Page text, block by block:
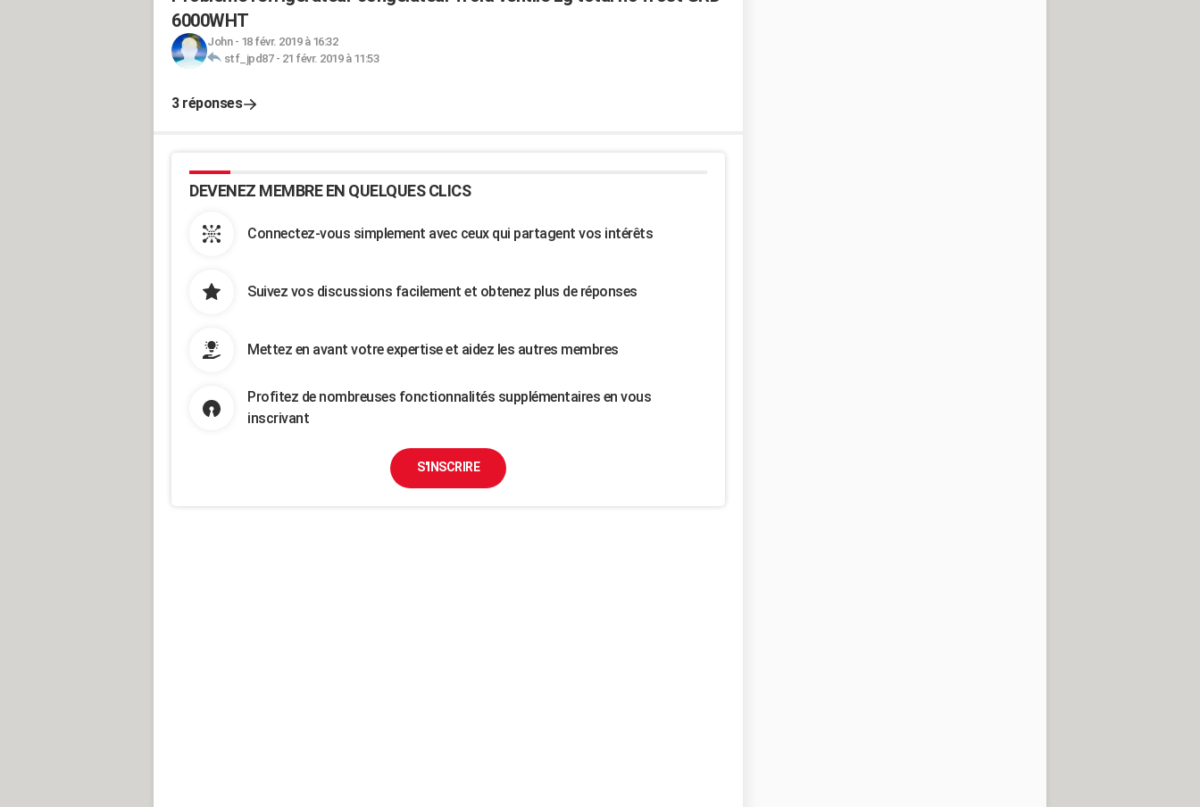
6000WHT
John- 18 févr. 2019 à 16:32
stf_jpd87- 21 févr. 2019 à 11:53
3 réponses
DEVENEZ MEMBRE EN QUELQUES CLICS
Connectez-vous simplement avec ceux qui partagent vos intérêts
Suivez vos discussions facilement et obtenez plus de réponses
Mettez en avant votre expertise et aidez les autres membres
Profitez de nombreuses fonctionnalités supplémentaires en vous
inscrivant
S'INSCRIRE